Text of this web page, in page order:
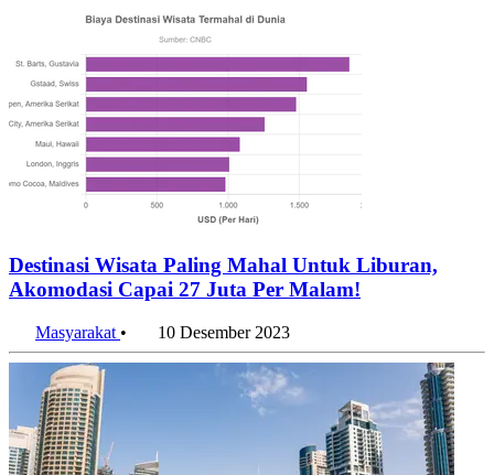
Iklim & Geografi• 28 Oktober 2024
Destinasi Wisata Paling Mahal Untuk Liburan,
Akomodasi Capai 27 Juta Per Malam!
Masyarakat 10 Desember 2023